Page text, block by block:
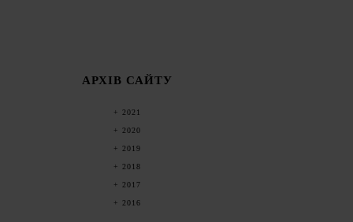
АРХІВ САЙТУ
2021
2020
2019
2018
2017
2016